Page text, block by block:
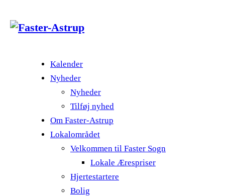
Kalender
Nyheder
Nyheder
Tilføj nyhed
Om Faster-Astrup
Lokalområdet
Velkommen til Faster Sogn
Lokale Ærespriser
Hjertestartere
Bolig